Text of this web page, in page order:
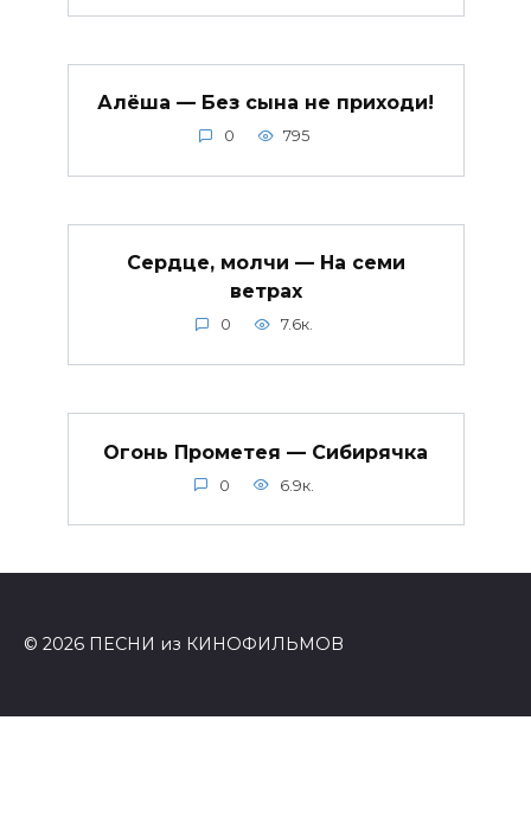
Алёша — Без сына не приходи!
0 795
Сердце, молчи — На семи
ветрах
0 7.6к.
Огонь Прометея — Сибирячка
0 6.9к.
© 2026 ПЕСНИ из КИНОФИЛЬМОВ